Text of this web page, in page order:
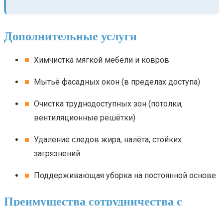
Дополнительные услуги
Химчистка мягкой мебели и ковров
Мытьё фасадных окон (в пределах доступа)
Очистка труднодоступных зон (потолки,
вентиляционные решётки)
Удаление следов жира, налёта, стойких
загрязнений
Поддерживающая уборка на постоянной основе
Преимущества сотрудничества с